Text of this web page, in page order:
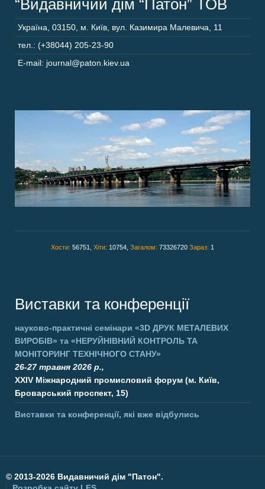
“Видавничий дім “Патон” ТОВ
Україна, 03150, м. Київ, вул. Казимира Малевича, 11
тел.: (+38044) 205-23-90
E-mail: journal@paton.kiev.ua
Хости: 56751, Хіти: 10754, Загалом: 73326720 Зараз: 1
Виставки та конференції
науково-практичні семінари «3D ДРУК МЕТАЛЕВИХ
ВИРОБІВ» та «НЕРУЙНІВНИЙ КОНТРОЛЬ ТА
МОНІТОРИНГ ТЕХНІЧНОГО СТАНУ»
26-27 травня 2026 р.,
XXIV Міжнародний промисловий форум (м. Київ,
Броварський проспект, 15)
Виставки та конференції, які вже відбулись
© 2013-2026 Видавничий дім "Патон".